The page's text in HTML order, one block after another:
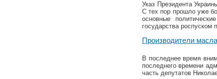
Указ Президента
С тех пор прошло уже
основные
государства роспуском
Производители
В последнее время
последнего времени
часть депутатов